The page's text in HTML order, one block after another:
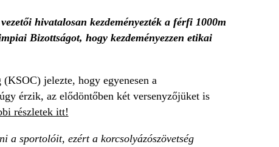
hivatalosan kezdeményezték a férfi 1000m
Bizottságot, hogy kezdeményezzen etikai
jelezte, hogy egyenesen a
érzik, az elődöntőben két versenyzőjüket is
részletek itt!
a sportolóit, ezért a korcsolyázószövetség